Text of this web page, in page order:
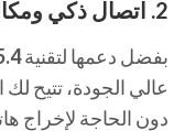
2. اتصال ذكي ومكالمات من معصمك
بفضل دعمها لتقنية
عالي الجودة، تتيح
دون الحاجة لإخراج